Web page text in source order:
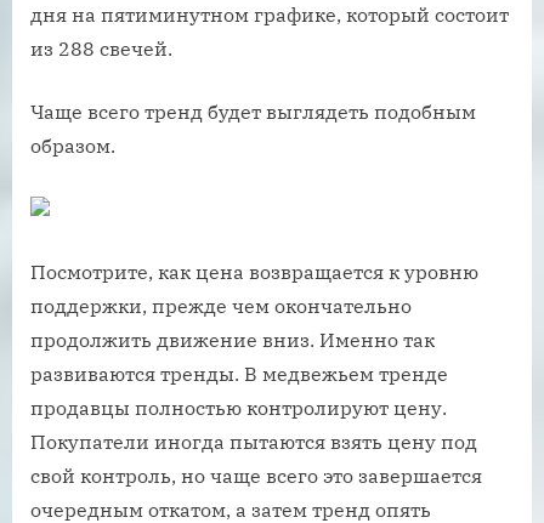
дня на пятиминутном графике, который состоит
из 288 свечей.
Чаще всего тренд будет выглядеть подобным
образом.
Посмотрите, как цена возвращается к уровню
поддержки, прежде чем окончательно
продолжить движение вниз. Именно так
развиваются тренды. В медвежьем тренде
продавцы полностью контролируют цену.
Покупатели иногда пытаются взять цену под
свой контроль, но чаще всего это завершается
очередным откатом, а затем тренд опять